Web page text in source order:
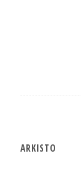
ARKISTO